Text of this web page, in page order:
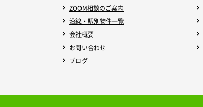
ZOOM相談のご案内
沿線・駅別物件一覧
会社概要
お問い合わせ
ブログ